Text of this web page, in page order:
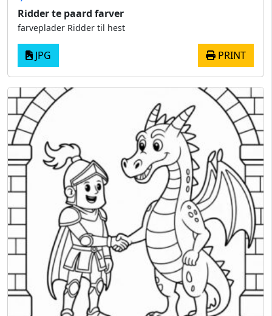
Ridder te paard farver
farveplader Ridder til hest
JPG PRINT